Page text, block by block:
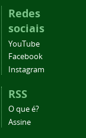
Redes
sociais
YouTube
Facebook
Instagram
RSS
O que é?
Assine